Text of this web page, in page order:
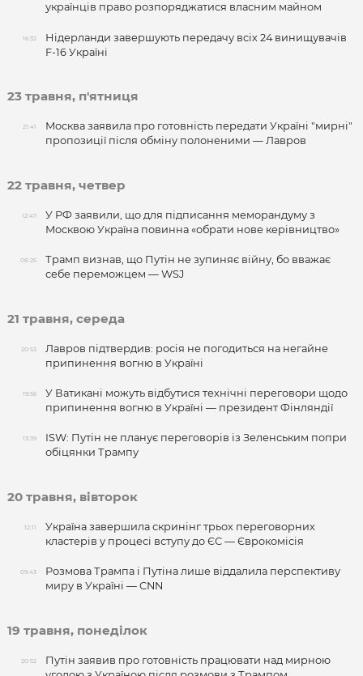
українців право розпоряджатися власним майном
16:32
Нідерланди завершують передачу всіх 24 винищувачів
F-16 Україні
23 травня, п'ятниця
21:41
Москва заявила про готовність передати Україні "мирні"
пропозиції після обміну полоненими — Лавров
22 травня, четвер
12:47
У РФ заявили, що для підписання меморандуму з
Москвою Україна повинна «обрати нове керівництво»
08:25
Трамп визнав, що Путін не зупиняє війну, бо вважає
себе переможцем — WSJ
21 травня, середа
20:53
Лавров підтвердив: росія не погодиться на негайне
припинення вогню в Україні
19:56
У Ватикані можуть відбутися технічні переговори щодо
припинення вогню в Україні — президент Фінляндії
13:39
ISW: Путін не планує переговорів із Зеленським попри
обіцянки Трампу
20 травня, вівторок
12:11
Україна завершила скринінг трьох переговорних
кластерів у процесі вступу до ЄС — Єврокомісія
09:43
Розмова Трампа і Путіна лише віддалила перспективу
миру в Україні — CNN
19 травня, понеділок
20:52
Путін заявив про готовність працювати над мирною